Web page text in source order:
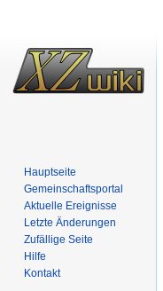
Hauptseite
Gemeinschafts­portal
Aktuelle Ereignisse
Letzte Änderungen
Zufällige Seite
Hilfe
Kontakt